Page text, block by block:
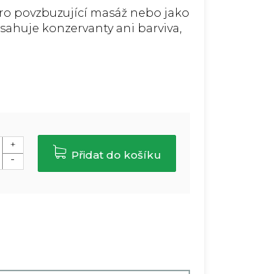
Přidat do košíku
povzbuzující masáž nebo jako
konzervanty ani barviva,